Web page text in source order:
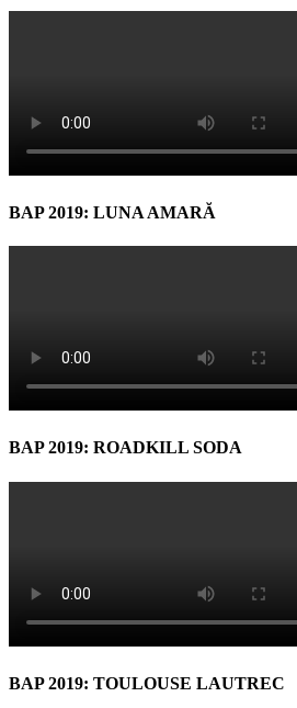
BAP 2019: LUNA AMARĂ
BAP 2019: ROADKILL SODA
BAP 2019: TOULOUSE LAUTREC